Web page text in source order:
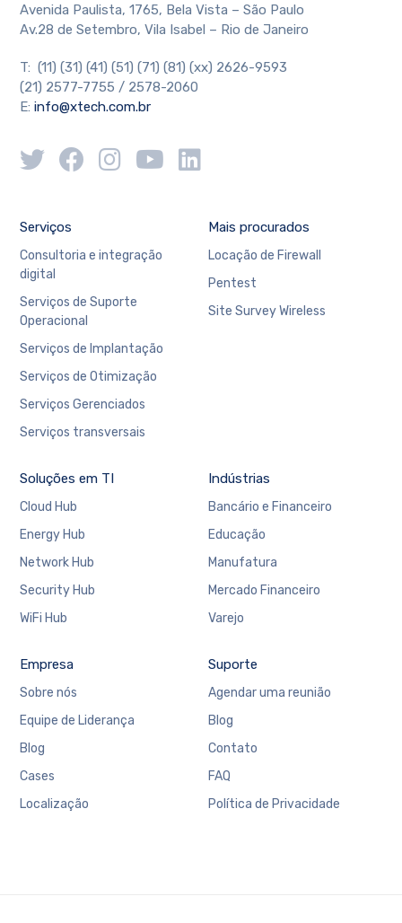
Avenida Paulista, 1765, Bela Vista – São Paulo
Av.28 de Setembro, Vila Isabel – Rio de Janeiro
T: (11) (31) (41) (51) (71) (81) (xx) 2626-9593
(21) 2577-7755 / 2578-2060
E:info@xtech.com.br
Serviços
Consultoria e integração
digital
Serviços de Suporte
Operacional
Serviços de Implantação
Serviços de Otimização
Serviços Gerenciados
Serviços transversais
Mais procurados
Locação de Firewall
Pentest
Site Survey Wireless
Soluções em TI
Cloud Hub
Energy Hub
Network Hub
Security Hub
WiFi Hub
Indústrias
Bancário e Financeiro
Educação
Manufatura
Mercado Financeiro
Varejo
Empresa
Sobre nós
Equipe de Liderança
Blog
Cases
Localização
Suporte
Agendar uma reunião
Blog
Contato
FAQ
Política de Privacidade